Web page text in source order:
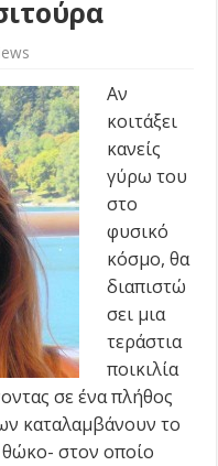
Αν
κοιτάξει
κανείς
γύρω του
στο
φυσικό
κόσμο, θα
διαπιστώ
σει μια
τεράστια
ποικιλία
σε ένα πλήθος
καταλαμβάνουν το
στον οποίο